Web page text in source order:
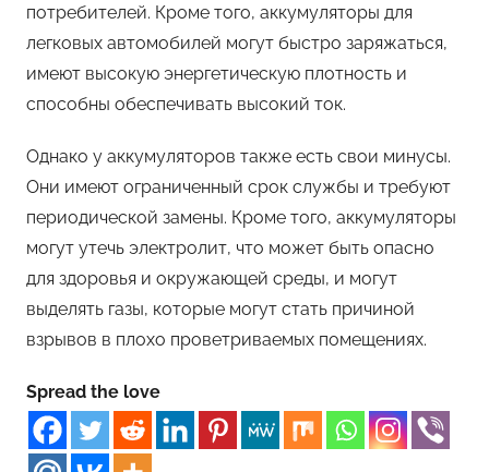
потребителей. Кроме того, аккумуляторы для
легковых автомобилей могут быстро заряжаться,
имеют высокую энергетическую плотность и
способны обеспечивать высокий ток.
Однако у аккумуляторов также есть свои минусы.
Они имеют ограниченный срок службы и требуют
периодической замены. Кроме того, аккумуляторы
могут утечь электролит, что может быть опасно
для здоровья и окружающей среды, и могут
выделять газы, которые могут стать причиной
взрывов в плохо проветриваемых помещениях.
Spread the love